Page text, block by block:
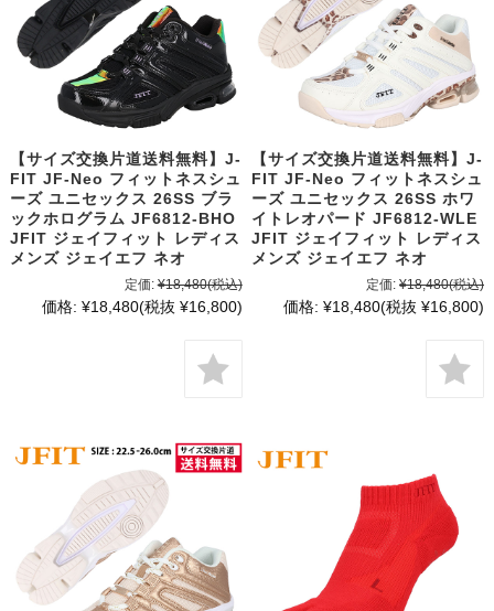
【サイズ交換片道送料無料】J-
FIT JF-Neo フィットネスシュ
ーズ ユニセックス 26SS ブラ
ックホログラム JF6812-BHO
JFIT ジェイフィット レディス
メンズ ジェイエフ ネオ
定価: ¥18,480(税込)
価格: ¥18,480(税抜 ¥16,800)
【サイズ交換片道送料無料】J-
FIT JF-Neo フィットネスシュ
ーズ ユニセックス 26SS ホワ
イトレオパード JF6812-WLE
JFIT ジェイフィット レディス
メンズ ジェイエフ ネオ
定価: ¥18,480(税込)
価格: ¥18,480(税抜 ¥16,800)